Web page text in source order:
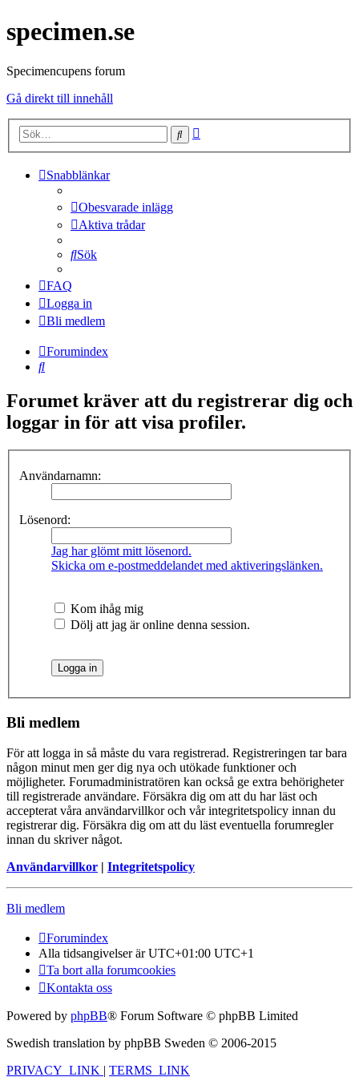
specimen.se
Specimencupens forum
Gå direkt till innehåll
Sök
Snabblänkar
Obesvarade inlägg
Aktiva trådar
Sök
FAQ
Logga in
Bli medlem
Forumindex
Sök
Forumet kräver att du registrerar dig och
loggar in för att visa profiler.
Användarnamn:
Lösenord:
Jag har glömt mitt lösenord.
Skicka om e-postmeddelandet med aktiveringslänken.
Kom ihåg mig
Dölj att jag är online denna session.
Bli medlem
För att logga in så måste du vara registrerad. Registreringen tar bara
någon minut men ger dig nya och utökade funktioner och
möjligheter. Forumadministratören kan också ge extra behörigheter
till registrerade användare. Försäkra dig om att du har läst och
accepterat våra användarvillkor och vår integritetspolicy innan du
registrerar dig. Försäkra dig om att du läst eventuella forumregler
innan du skriver något.
Användarvillkor | Integritetspolicy
Bli medlem
Forumindex
Alla tidsangivelser är UTC+01:00 UTC+1
Ta bort alla forumcookies
Kontakta oss
Powered by phpBB® Forum Software © phpBB Limited
Swedish translation by phpBB Sweden © 2006-2015
PRIVACY_LINK | TERMS_LINK